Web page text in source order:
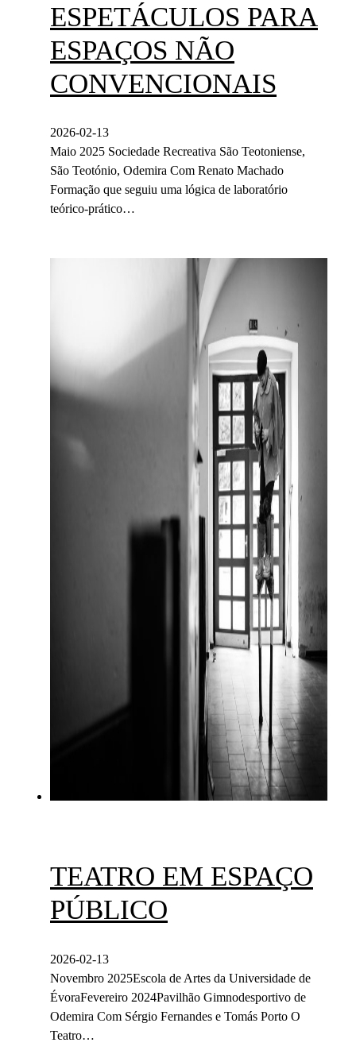
ESPETÁCULOS PARA
ESPAÇOS NÃO
CONVENCIONAIS
2026-02-13
Maio 2025 Sociedade Recreativa São Teotoniense,
São Teotónio, Odemira Com Renato Machado
Formação que seguiu uma lógica de laboratório
teórico-prático…
TEATRO EM ESPAÇO
PÚBLICO
2026-02-13
Novembro 2025Escola de Artes da Universidade de
ÉvoraFevereiro 2024Pavilhão Gimnodesportivo de
Odemira Com Sérgio Fernandes e Tomás Porto O
Teatro…